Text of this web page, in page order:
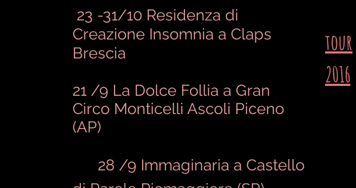
23 -31/10 Residenza di
Creazione Insomnia a Claps
Brescia
21 /9 La Dolce Follia a Gran
Circo Monticelli Ascoli Piceno
(AP)
28 /9 Immaginaria a Castello
tour
2016